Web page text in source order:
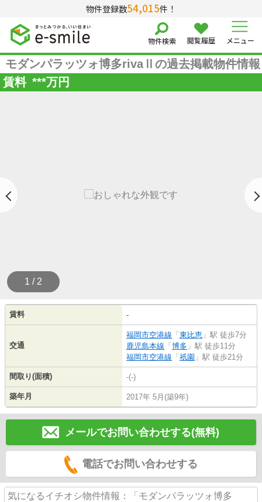
物件登録数54,015件！
物件検索 閲覧履歴 メニュー
モダンパラッツォ博多rivaⅡの過去掲載物件情報
賃料 ***万円
1 / 2
賃料 -
交通
福岡市空港線 「 東比恵 」駅 徒歩7分
鹿児島本線 「 博多 」駅 徒歩11分
福岡市空港線 「 祇園 」駅 徒歩21分
間取り(面積) -(-)
築年月 2017年 5月(築9年)
メールでお問い合わせする(無料)
電話でお問い合わせする
気になるイチオシ物件情報：「モダンパラッツォ博多